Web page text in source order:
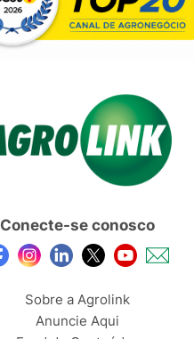
Conecte-se conosco
Sobre a Agrolink
Anuncie Aqui